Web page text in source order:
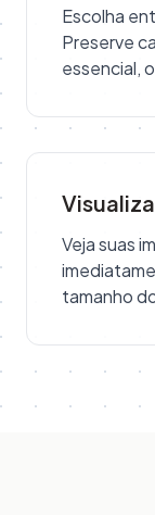
Escolha
Preserve
essencial,
Veja suas
tamanho